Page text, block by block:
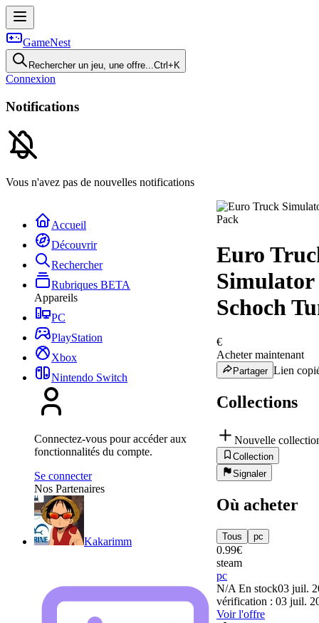
GameNest
Rechercher un jeu, une offre...Ctrl+K
Connexion
Notifications
Vous n'avez pas de nouvelles notifications
Accueil
Découvrir
Rechercher
Rubriques BETA
Appareils
PC
PlayStation
Xbox
Nintendo Switch
Connectez-vous pour accéder aux
fonctionnalités du compte.
Se connecter
Nos Partenaires
Kakarimm
Euro
Simulator
Schoch
€
Acheter maintenant
Partager Lien
Collections
Nouvelle
Collection
Signaler
Où acheter
Tous pc
0.99€
steam
pc
N/A En stock03 juil.
vérification : 03 juil.
Voir l'offre